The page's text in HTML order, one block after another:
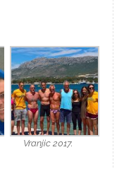
Vranjic 2017.